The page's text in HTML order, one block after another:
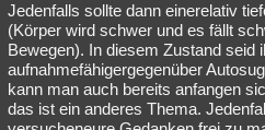
Jedenfalls sollte dann einerelativ
(Körper wird schwer und es fällt
Bewegen). In diesem Zustand seid
aufnahmefähigergegenüber
kann man auch bereits anfangen
das ist ein anderes Thema.